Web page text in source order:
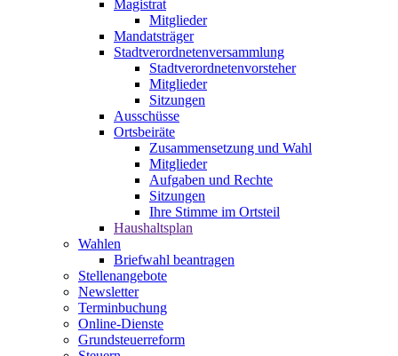
Magistrat
Mitglieder
Mandatsträger
Stadtverordnetenversammlung
Stadtverordnetenvorsteher
Mitglieder
Sitzungen
Ausschüsse
Ortsbeiräte
Zusammensetzung und Wahl
Mitglieder
Aufgaben und Rechte
Sitzungen
Ihre Stimme im Ortsteil
Haushaltsplan
Wahlen
Briefwahl beantragen
Stellenangebote
Newsletter
Terminbuchung
Online-Dienste
Grundsteuerreform